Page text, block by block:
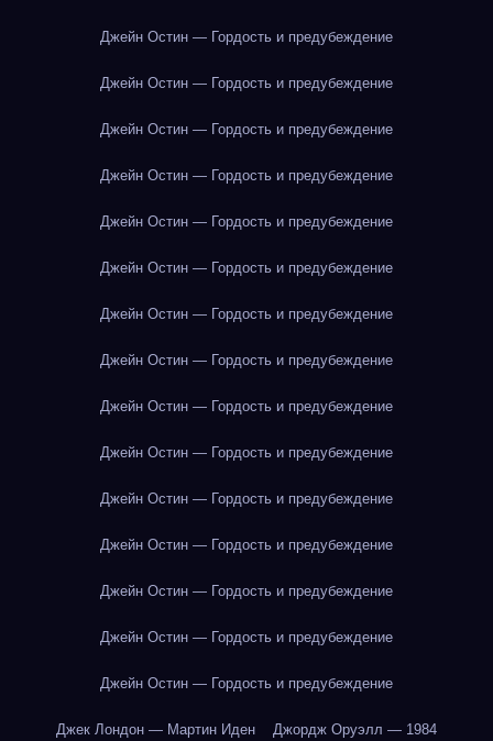
Джейн Остин — Гордость и предубеждение
Джейн Остин — Гордость и предубеждение
Джейн Остин — Гордость и предубеждение
Джейн Остин — Гордость и предубеждение
Джейн Остин — Гордость и предубеждение
Джейн Остин — Гордость и предубеждение
Джейн Остин — Гордость и предубеждение
Джейн Остин — Гордость и предубеждение
Джейн Остин — Гордость и предубеждение
Джейн Остин — Гордость и предубеждение
Джейн Остин — Гордость и предубеждение
Джейн Остин — Гордость и предубеждение
Джейн Остин — Гордость и предубеждение
Джейн Остин — Гордость и предубеждение
Джейн Остин — Гордость и предубеждение
Джек Лондон — Мартин Иден Джордж Оруэлл — 1984